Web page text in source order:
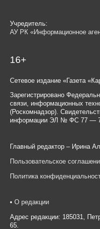
Учредитель:
АУ РК «Информационное
16+
Сетевое издание «Газета
Зарегистрировано
связи, информационных
(Роскомнадзор).
информации ЭЛ № ФС 77 —
Главный редактор – Ирина
Пользовательское
Политика
• О редакции
Адрес редакции: 185031,
65.